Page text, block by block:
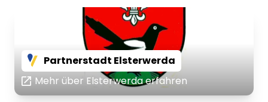
Partnerstadt Elsterwerda
Mehr über Elsterwerda erfahren